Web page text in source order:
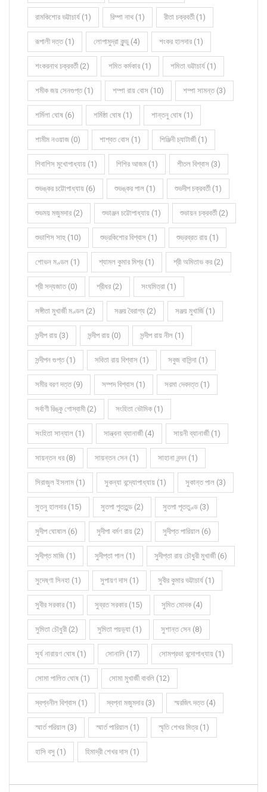
রামকিশোর ভট্টাচার্য (1) রিম্পা নাথ (1) রীতা চক্রবর্তী (1)
রূপালী দত্ত (1) লোপামুদ্রা কুন্ডু (4) শংকর হালদার (1)
শংকরনাথ চক্রবর্তী (2) শমিত কর্মকার (1) শমিতা ভট্টাচার্য (1)
শমীক জয় সেনগুপ্ত (1) শম্পা রায় বোস (10) শম্পা সামন্ত (3)
শর্মিলা ঘোষ (6) শর্মিষ্ঠা ঘোষ (1) শান্তনু ঘোষ (1)
শামীম নওয়াজ (0) শাশ্বত বোস (1) শিঞ্জিনী চ্যাটার্জী (1)
শিবাশিস মুখোপাধ্যায় (1) শিশির আজম (1) শীতল বিশ্বাস (3)
শুভঙ্কর চট্টোপাধ্যায় (6) শুভঙ্কর পাল (1) শুভদীপ চক্রবর্তী (1)
শুভময় মজুমদার (2) শুভাঞ্জন চট্টোপাধ্যায় (1) শুভায়ন চক্রবর্তী (2)
শুভাশিস সাহু (10) শুভ্রকিশোর বিশ্বাস (1) শুভ্রব্রত রায় (1)
শোভন মণ্ডল (1) শ্যামল কুমার মিশ্র (1) শ্রী অমিতাভ কর (2)
শ্রী সদ্যজাত (0) শ্রীধর (2) সংঘমিত্রা (1)
সঙ্গীতা মুখার্জী মণ্ডল (2) সঞ্জয় বৈরাগ্য (2) সঞ্জয় মুখার্জি (1)
সন্দীপ রায় (3) সন্দীপ রায় (0) সন্দীপ রায় নীল (1)
সন্দীপন গুপ্ত (1) সবিতা রায় বিশ্বাস (1) সবুজ বাসিন্দা (1)
সমীর বরণ দত্ত (9) সম্পদ বিশ্বাস (1) সরমা দেবদত্ত (1)
সর্বাণী রিঙ্কু গোস্বামী (2) সংহিতা ভৌমিক (1)
সংহিতা সান্যাল (1) সান্ত্বনা ব্যানার্জী (4) সায়নী ব্যানার্জী (1)
সায়ন্তন ধর (8) সায়ন্তন সেন (1) সাহানা নন্দন (1)
সিরাজুল ইসলাম (1) সুকন্যা বন্দ্যোপাধ্যায় (1) সুকান্ত পাল (3)
সুতনু হালদার (15) সুতপা পুততুন্ড (2) সুতপা পূততুণ্ড (3)
সুদীপ ঘোষাল (6) সুদীপা বর্মণ রায় (2) সুদীপ্ত পারিয়াল (6)
সুদীপ্ত মাজি (1) সুদীপ্তা পাল (1) সুদীপ্তা রায় চৌধুরী মুখার্জী (6)
সুদেষ্ণা সিনহা (1) সুপায়ণ দাস (1) সুবীর কুমার ভট্টাচার্য (1)
সুবীর সরকার (1) সুব্রত সরকার (15) সুমিত মোদক (4)
সুমিতা চৌধুরী (2) সুমিতা পয়ড়্যা (1) সুশান্ত সেন (8)
সূর্য নারায়ণ ঘোষ (1) সোনালি (17) সোমপ্রভা বন্দোপাধ্যায় (1)
সোমা পালিত ঘোষ (1) সোমা মুখার্জী বাবলি (12)
স্বপ্ননীল বিশ্বাস (1) স্বপ্না মজুমদার (3) স্মরজিৎ দত্ত (4)
স্মার্ত পরিয়াল (3) স্মার্ত পারিয়াল (1) স্মৃতি শেখর মিত্র (1)
হাসি বসু (1) হিমাদ্রী শেখর দাস (1)